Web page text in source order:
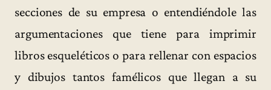
secciones de su empresa o entendiéndole las
argumentaciones que tiene para imprimir
libros esqueléticos o para rellenar con espacios
y dibujos tantos famélicos que llegan a su